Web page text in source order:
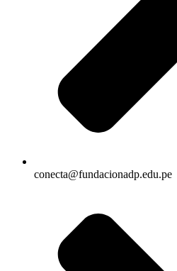
conecta@fundacionadp.edu.pe